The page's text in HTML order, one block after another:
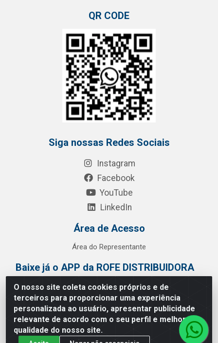
O nosso site coleta cookies próprios e de
terceiros para proporcionar uma experiência
personalizada ao usuário, apresentar publicidade
relevante de acordo com o seu perfil e melhorar a
qualidade do nosso site.
QR CODE
Siga nossas Redes Sociais
Instagram
Facebook
YouTube
LinkedIn
Área de Acesso
Área do Representante
Baixe já o APP da ROFE DISTRIBUIDORA